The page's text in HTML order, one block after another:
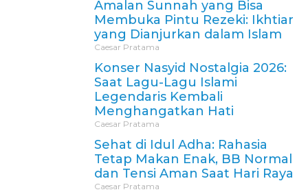
Amalan Sunnah yang Bisa
Membuka Pintu Rezeki: Ikhtiar
yang Dianjurkan dalam Islam
Caesar Pratama
Konser Nasyid Nostalgia 2026:
Saat Lagu-Lagu Islami
Legendaris Kembali
Menghangatkan Hati
Caesar Pratama
Sehat di Idul Adha: Rahasia
Tetap Makan Enak, BB Normal
dan Tensi Aman Saat Hari Raya
Caesar Pratama